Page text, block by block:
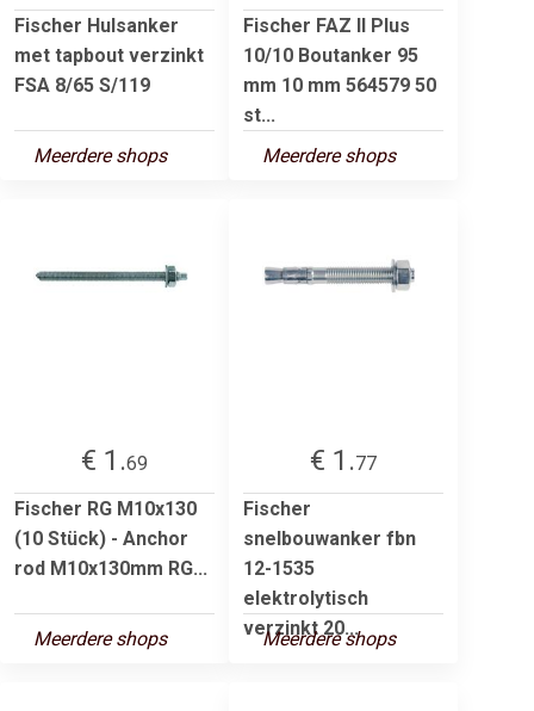
Fischer Hulsanker
met tapbout verzinkt
FSA 8/65 S/119
Meerdere shops
Fischer FAZ II Plus
10/10 Boutanker 95
mm 10 mm 564579 50
st...
Meerdere shops
€ 1.69
Fischer RG M10x130
(10 Stück) - Anchor
rod M10x130mm RG...
Meerdere shops
€ 1.77
Fischer
snelbouwanker fbn
12-1535
elektrolytisch
verzinkt 20...
Meerdere shops